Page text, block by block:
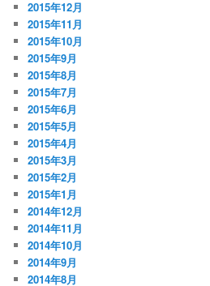
2015年12月
2015年11月
2015年10月
2015年9月
2015年8月
2015年7月
2015年6月
2015年5月
2015年4月
2015年3月
2015年2月
2015年1月
2014年12月
2014年11月
2014年10月
2014年9月
2014年8月